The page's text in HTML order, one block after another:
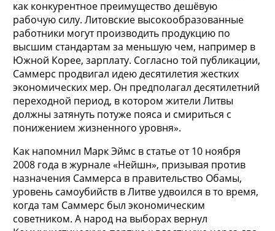
как конкурентное преимущество дешёвую
рабочую силу. Литовские высокообразованные
работники могут производить продукцию по
высшим стандартам за меньшую чем, например в
Южной Корее, зарплату. Согласно той публикации,
Саммерс продвигал идею десятилетия жестких
экономических мер. Он предполагал десятилетний
переходной период, в котором жители Литвы
должны затянуть потуже пояса и смириться с
понижением жизненного уровня».
Как напомнил Марк Эймс в статье от 10 ноября
2008 года в журнале «Нейшн», призывая против
назначения Саммерса в правительство Обамы,
уровень самоубийств в Литве удвоился в то время,
когда там Саммерс был экономическим
советником. А народ на выборах вернул